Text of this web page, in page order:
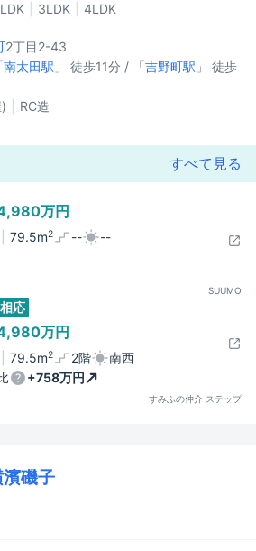
3LDK 4LDK
2丁目2-43
南太田駅 」 徒歩11分 / 「吉野町駅 」 徒歩
RC造
すべて見る
万円
79.5m2 -- --
SUUMO
応
万円
79.5m2 2階
南西
+758万円
すみふの仲介 ステップ
磯子